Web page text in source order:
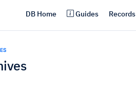
DB Home Guides Records